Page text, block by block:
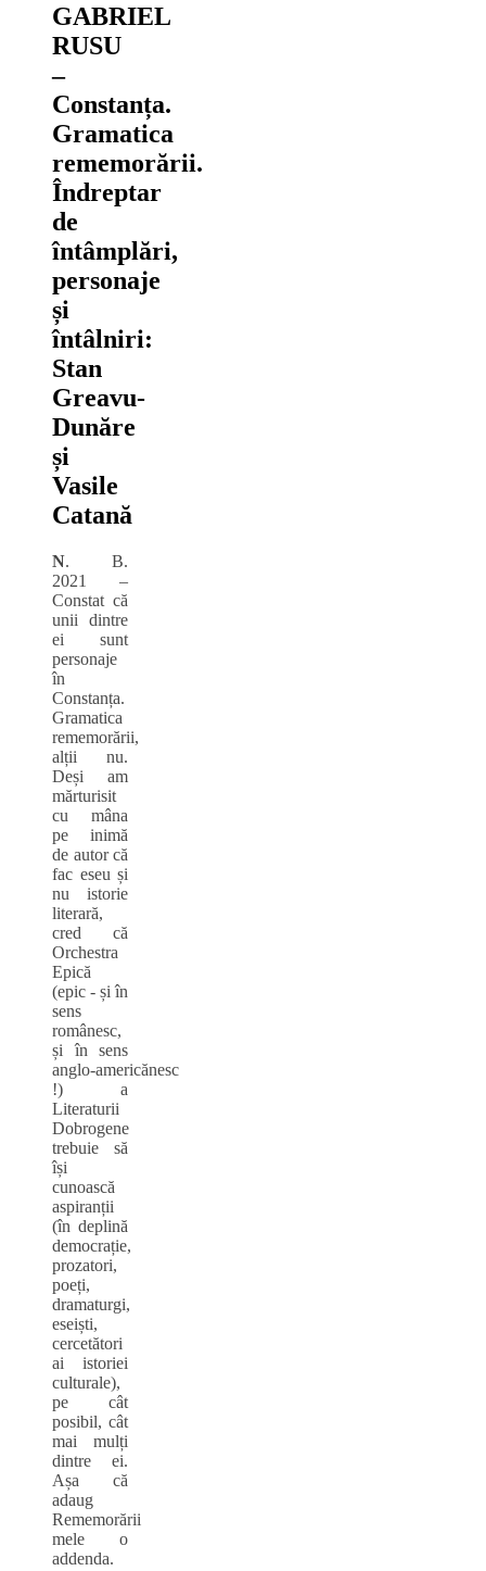
GABRIEL
RUSU
–
Constanța.
Gramatica
rememorării.
Îndreptar
de
întâmplări,
personaje
și
întâlniri:
Stan
Greavu-
Dunăre
și
Vasile
Catană
N. B.
2021 –
Constat că
unii dintre
ei sunt
personaje
în
Constanța.
Gramatica
rememorării,
alții nu.
Deși am
mărturisit
cu mâna
pe inimă
de autor că
fac eseu și
nu istorie
literară,
cred că
Orchestra
Epică
(epic ‑ și în
sens
românesc,
și în sens
anglo‑americănesc
!) a
Literaturii
Dobrogene
trebuie să
își
cunoască
aspiranții
(în deplină
democrație,
prozatori,
poeți,
dramaturgi,
eseiști,
cercetători
ai istoriei
culturale),
pe cât
posibil, cât
mai mulți
dintre ei.
Așa că
adaug
Rememorării
mele o
addenda.